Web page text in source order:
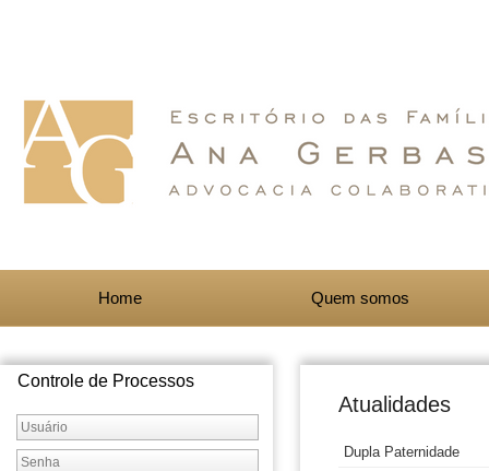
Home Quem somos
Controle de Processos
Atualidades
Dupla Paternidade